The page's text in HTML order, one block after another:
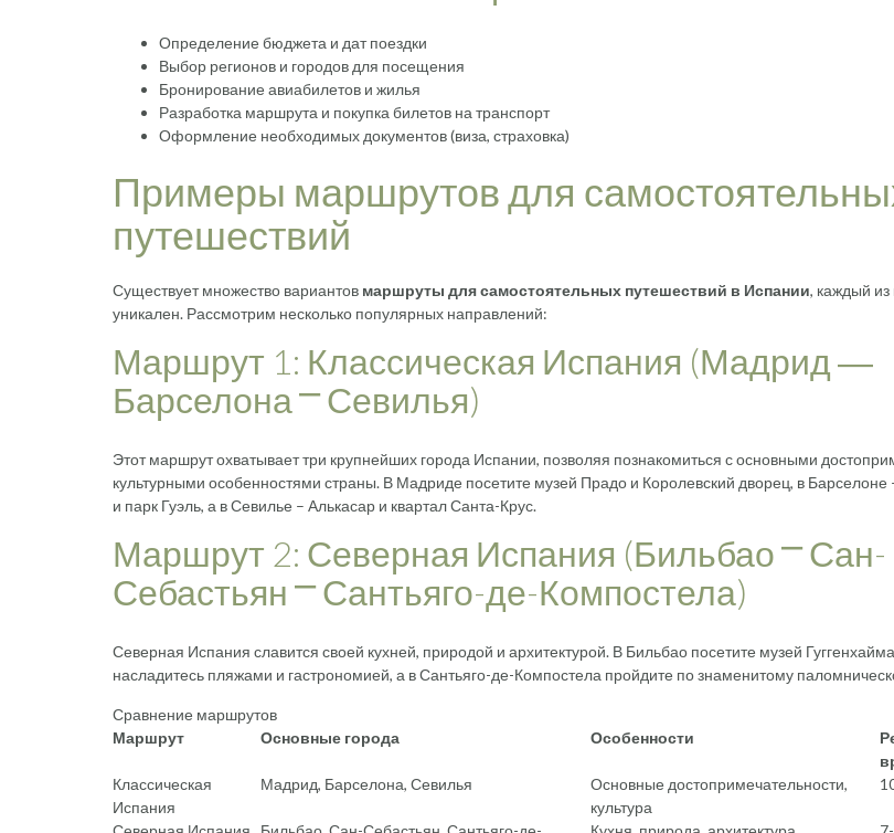
Определение бюджета и дат поездки
Выбор регионов и городов для посещения
Бронирование авиабилетов и жилья
Разработка маршрута и покупка билетов на транспорт
Оформление необходимых документов (виза, страховка)
Примеры маршрутов для
путешествий
Существует множество вариантов маршруты для самостоятельных путешествий в Испании, каждый
уникален. Рассмотрим несколько популярных направлений:
Маршрут 1: Классическая Испания (Мадрид ―
Барселона ⎻ Севилья)
Этот маршрут охватывает три крупнейших города Испании, позволяя познакомиться с основными
культурными особенностями страны. В Мадриде посетите музей Прадо и Королевский дворец, в
и парк Гуэль, а в Севилье – Алькасар и квартал Санта-Крус.
Маршрут 2: Северная Испания (Бильбао ⎻ Сан-
Себастьян ⎻ Сантьяго-де-Компостела)
Северная Испания славится своей кухней, природой и архитектурой. В Бильбао посетите музей
насладитесь пляжами и гастрономией, а в Сантьяго-де-Компостела пройдите по знаменитому
Сравнение маршрутов
Маршрут
Основные города Особенности
Классическая
Испания
Мадрид, Барселона, Севилья
Основные достопримечательности,
культура